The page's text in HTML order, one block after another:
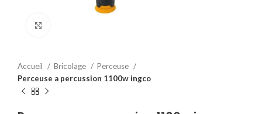
Accueil Bricolage
Perceuse
Perceuse a percussion 1100w ingco